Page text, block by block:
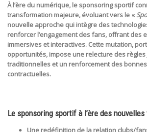
À l’ère du numérique, le sponsoring sportif
transformation majeure, évoluant vers le «
nouvelle approche qui intègre des
renforcer l’engagement des fans, offrant des
immersives et interactives. Cette mutation,
opportunités, impose une relecture des
traditionnelles et un renforcement des
contractuelles.
Le sponsoring sportif à l’ère des
Une redéfinition de la relation clubs/